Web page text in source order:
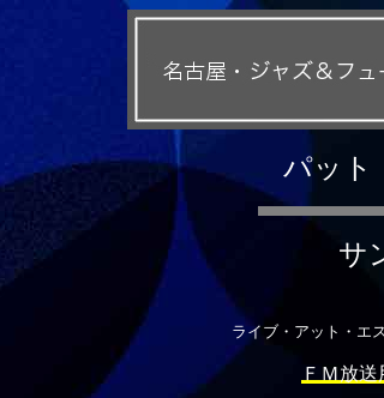
パット
サ
ライブ・アット・エ
ＦＭ放